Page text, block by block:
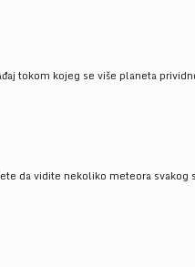
tokom kojeg se više planeta
da vidite nekoliko meteora